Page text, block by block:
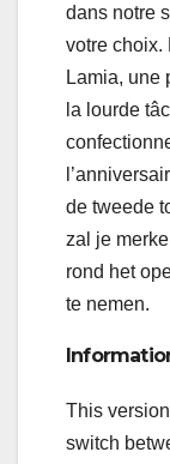
dans notre
votre choix.
Lamia, une
la lourde
de tweede
zal je
rond het
te nemen.
This
switch